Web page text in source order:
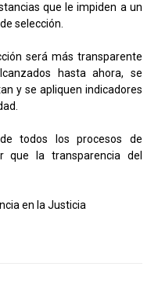
que le impiden a un
selección.
será más transparente
hasta ahora, se
y se apliquen indicadores
todos los procesos de
que la transparencia del
en la Justicia